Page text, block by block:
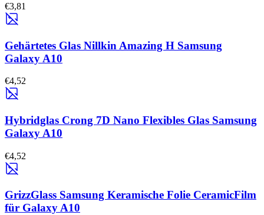
€3,81
Gehärtetes Glas Nillkin Amazing H Samsung
Galaxy A10
€4,52
Hybridglas Crong 7D Nano Flexibles Glas Samsung
Galaxy A10
€4,52
GrizzGlass Samsung Keramische Folie CeramicFilm
für Galaxy A10